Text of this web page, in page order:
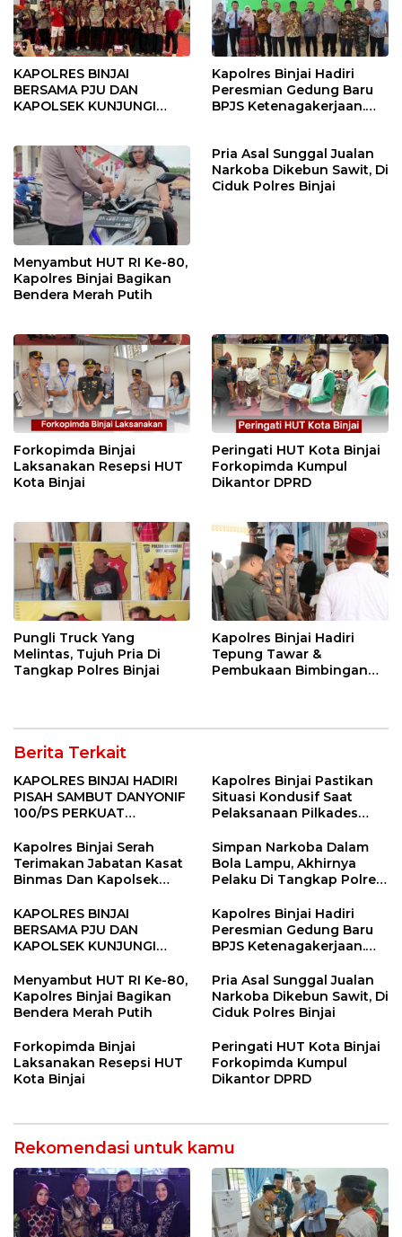
KAPOLRES BINJAI
BERSAMA PJU DAN
KAPOLSEK KUNJUNGI
Kapolres Binjai Hadiri
Peresmian Gedung Baru
BPJS Ketenagakerjaan.
Menyambut HUT RI Ke-80,
Kapolres Binjai Bagikan
Bendera Merah Putih
Pria Asal Sunggal Jualan
Narkoba Dikebun Sawit, Di
Ciduk Polres Binjai
Forkopimda Binjai
Laksanakan Resepsi HUT
Kota Binjai
Peringati HUT Kota Binjai
Forkopimda Kumpul
Dikantor DPRD
Pungli Truck Yang
Melintas, Tujuh Pria Di
Tangkap Polres Binjai
Kapolres Binjai Hadiri
Tepung Tawar &
Pembukaan Bimbingan
Berita Terkait
KAPOLRES BINJAI HADIRI
PISAH SAMBUT DANYONIF
100/PS PERKUAT
Kapolres Binjai Pastikan
Situasi Kondusif Saat
Pelaksanaan Pilkades
Kapolres Binjai Serah
Terimakan Jabatan Kasat
Binmas Dan Kapolsek
Simpan Narkoba Dalam
Bola Lampu, Akhirnya
Pelaku Di Tangkap Polres
KAPOLRES BINJAI
BERSAMA PJU DAN
KAPOLSEK KUNJUNGI
BINJAI
Kapolres Binjai Hadiri
Peresmian Gedung Baru
BPJS Ketenagakerjaan.
Menyeluruh bagi Pekerja”
Menyambut HUT RI Ke-80,
Kapolres Binjai Bagikan
Bendera Merah Putih
Pria Asal Sunggal Jualan
Narkoba Dikebun Sawit, Di
Ciduk Polres Binjai
Forkopimda Binjai
Laksanakan Resepsi HUT
Kota Binjai
Peringati HUT Kota Binjai
Forkopimda Kumpul
Dikantor DPRD
Rekomendasi untuk kamu